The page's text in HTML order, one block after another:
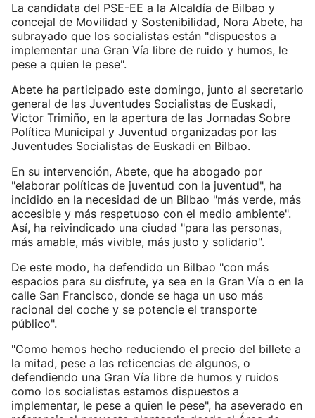
La candidata del PSE-EE a la Alcaldía de Bilbao y
concejal de Movilidad y Sostenibilidad, Nora Abete, ha
subrayado que los socialistas están "dispuestos a
implementar una Gran Vía libre de ruido y humos, le
pese a quien le pese".
Abete ha participado este domingo, junto al secretario
general de las Juventudes Socialistas de Euskadi,
Victor Trimiño, en la apertura de las Jornadas Sobre
Política Municipal y Juventud organizadas por las
Juventudes Socialistas de Euskadi en Bilbao.
En su intervención, Abete, que ha abogado por
"elaborar políticas de juventud con la juventud", ha
incidido en la necesidad de un Bilbao "más verde, más
accesible y más respetuoso con el medio ambiente".
Así, ha reivindicado una ciudad "para las personas,
más amable, más vivible, más justo y solidario".
De este modo, ha defendido un Bilbao "con más
espacios para su disfrute, ya sea en la Gran Vía o en la
calle San Francisco, donde se haga un uso más
racional del coche y se potencie el transporte
público".
"Como hemos hecho reduciendo el precio del billete a
la mitad, pese a las reticencias de algunos, o
defendiendo una Gran Vía libre de humos y ruidos
como los socialistas estamos dispuestos a
implementar, le pese a quien le pese", ha aseverado en